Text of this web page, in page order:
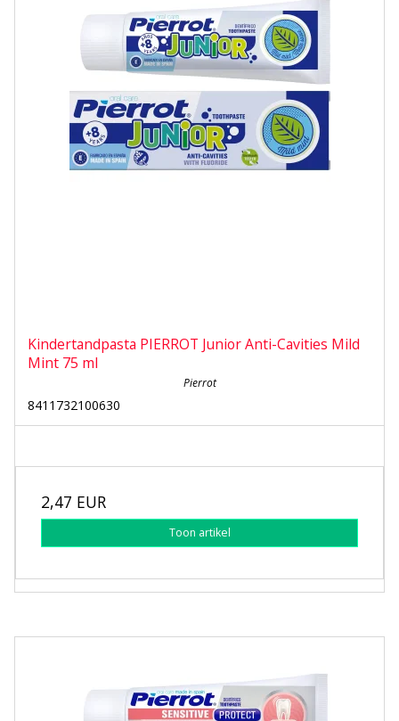
Kindertandpasta PIERROT Junior Anti-Cavities Mild
Mint 75 ml
Pierrot
8411732100630
2,47 EUR
Toon artikel